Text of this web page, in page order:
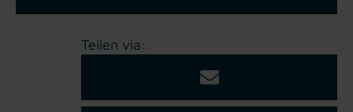
Teilen via: